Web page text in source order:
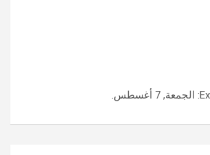
: الجمعة, 7 أغسطس.